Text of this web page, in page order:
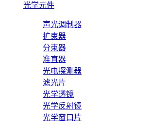
光学元件
声光调制器
扩束器
分束器
准直器
光电探测器
滤光片
光学透镜
光学反射镜
光学窗口片